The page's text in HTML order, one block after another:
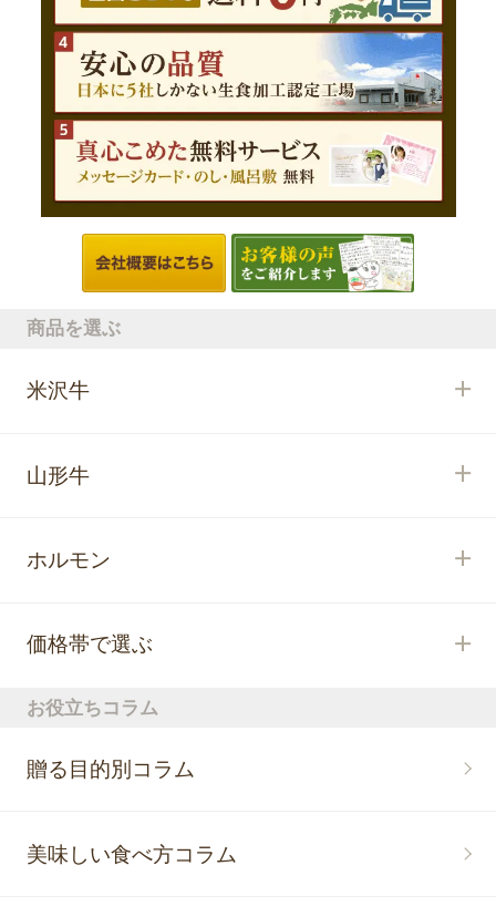
商品を選ぶ
米沢牛
山形牛
ホルモン
価格帯で選ぶ
お役立ちコラム
贈る目的別コラム
美味しい食べ方コラム